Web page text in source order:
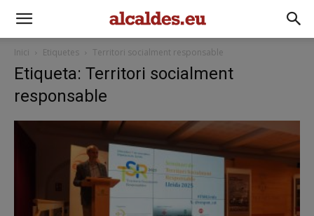
Inici Etiquetes Territori socialment responsable
Etiqueta: Territori socialment
responsable